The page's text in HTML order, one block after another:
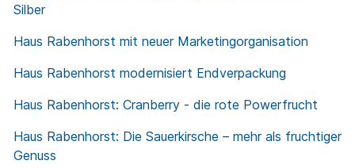
Silber
Haus Rabenhorst mit neuer Marketingorganisation
Haus Rabenhorst modernisiert Endverpackung
Haus Rabenhorst: Cranberry - die rote Powerfrucht
Haus Rabenhorst: Die Sauerkirsche – mehr als fruchtiger
Genuss